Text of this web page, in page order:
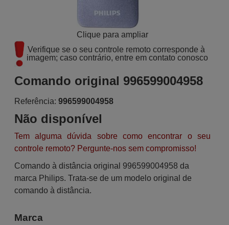
Clique para ampliar
Verifique se o seu controle remoto corresponde à
imagem; caso contrário, entre em contato conosco
Comando original 996599004958
Referência: 996599004958
Não disponível
Tem alguma dúvida sobre como encontrar o seu
controle remoto? Pergunte-nos sem compromisso!
Comando à distância original 996599004958 da
marca Philips. Trata-se de um modelo original de
comando à distância.
Marca